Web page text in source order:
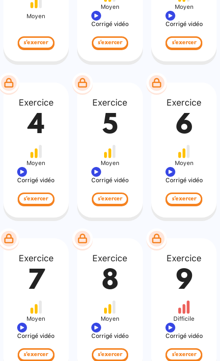
Moyen
s'exercer
Moyen
Corrigé vidéo
s'exercer
Moyen
Corrigé vidéo
s'exercer
Exercice
4
Moyen
Corrigé vidéo
s'exercer
Exercice
5
Moyen
Corrigé vidéo
s'exercer
Exercice
6
Moyen
Corrigé vidéo
s'exercer
Exercice
7
Moyen
Corrigé vidéo
s'exercer
Exercice
8
Moyen
Corrigé vidéo
s'exercer
Exercice
9
Difficile
Corrigé vidéo
s'exercer